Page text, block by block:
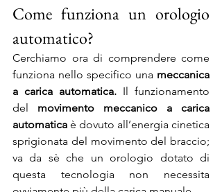
Come funziona un orologio
automatico?
Cerchiamo ora di comprendere come
funziona nello specifico una meccanica
a carica automatica. Il funzionamento
del movimento meccanico a carica
automatica è dovuto all’energia cinetica
sprigionata del movimento del braccio;
va da sè che un orologio dotato di
questa tecnologia non necessita